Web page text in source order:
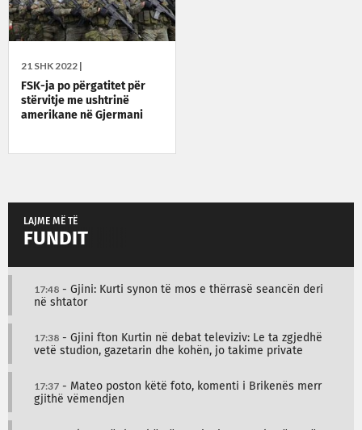
21 SHK 2022 |
FSK-ja po përgatitet për
stërvitje me ushtrinë
amerikane në Gjermani
LAJME MË TË
FUNDIT
17:48 - Gjini: Kurti synon të mos e thërrasë seancën deri
në shtator
17:38 - Gjini fton Kurtin në debat televiziv: Le ta zgjedhë
vetë studion, gazetarin dhe kohën, jo takime private
17:37 - Mateo poston këtë foto, komenti i Brikenës merr
gjithë vëmendjen